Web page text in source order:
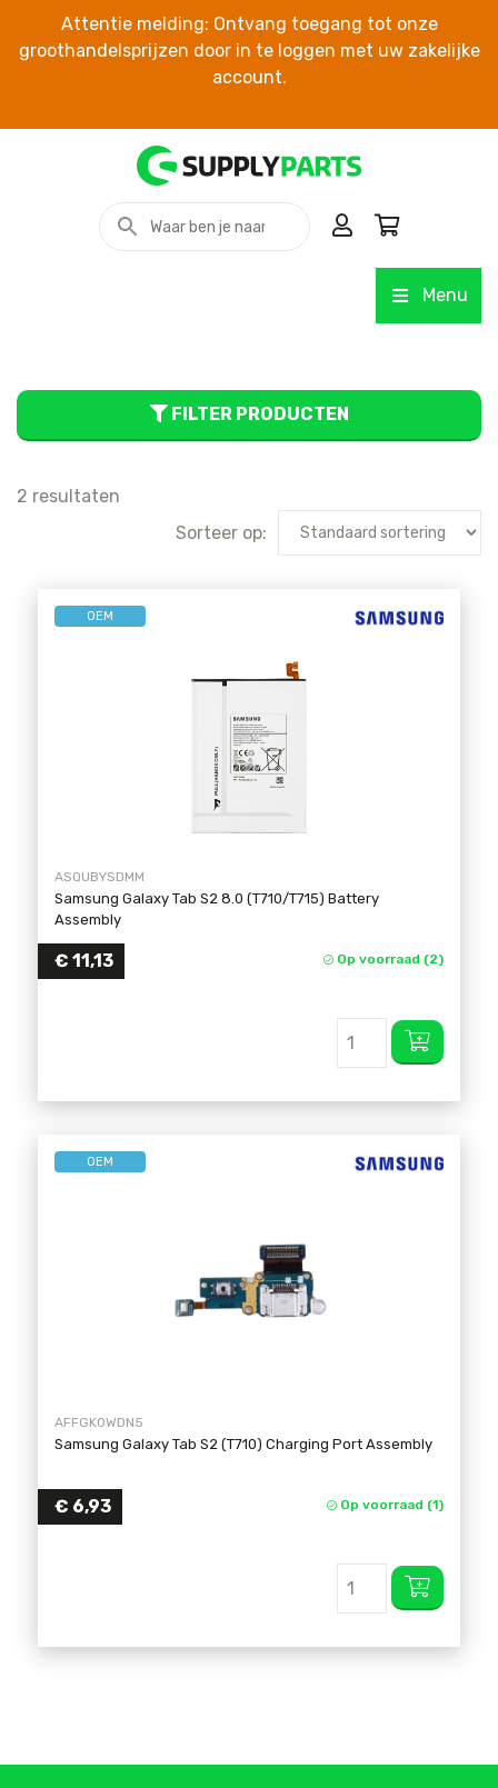
Attentie melding: Ontvang toegang tot onze
groothandelsprijzen door in te loggen met uw zakelijke
account.
Menu
FILTER PRODUCTEN
2 resultaten
Sorteer op:
OEM
ASQUBYSDMM
Samsung Galaxy Tab S2 8.0 (T710/T715) Battery
Assembly
€ 11,13 Op voorraad (2)
OEM
AFFGK0WDN5
Samsung Galaxy Tab S2 (T710) Charging Port Assembly
€ 6,93 Op voorraad (1)